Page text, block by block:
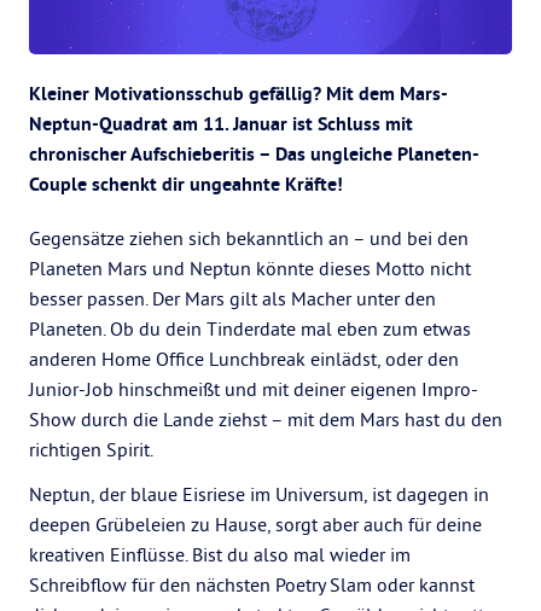
Kleiner Motivationsschub gefällig? Mit dem Mars-
Neptun-Quadrat am 11. Januar ist Schluss mit
chronischer Aufschieberitis – Das ungleiche Planeten-
Couple schenkt dir ungeahnte Kräfte!
Gegensätze ziehen sich bekanntlich an – und bei den
Planeten Mars und Neptun könnte dieses Motto nicht
besser passen. Der Mars gilt als Macher unter den
Planeten. Ob du dein Tinderdate mal eben zum etwas
anderen Home Office Lunchbreak einlädst, oder den
Junior-Job hinschmeißt und mit deiner eigenen Impro-
Show durch die Lande ziehst – mit dem Mars hast du den
richtigen Spirit.
Neptun, der blaue Eisriese im Universum, ist dagegen in
deepen Grübeleien zu Hause, sorgt aber auch für deine
kreativen Einflüsse. Bist du also mal wieder im
Schreibflow für den nächsten Poetry Slam oder kannst